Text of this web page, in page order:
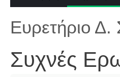
Ευρετήριο Δ.
Συχνές